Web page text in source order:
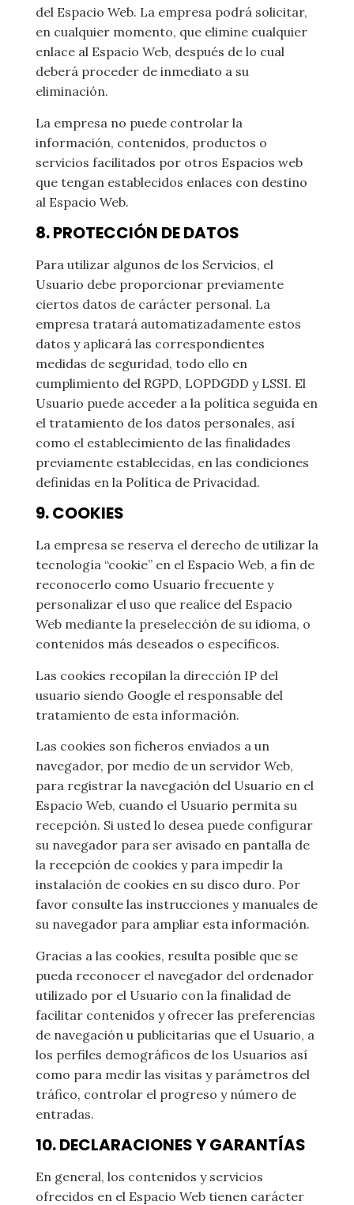
del Espacio Web. La empresa podrá solicitar,
en cualquier momento, que elimine cualquier
enlace al Espacio Web, después de lo cual
deberá proceder de inmediato a su
eliminación.
La empresa no puede controlar la
información, contenidos, productos o
servicios facilitados por otros Espacios web
que tengan establecidos enlaces con destino
al Espacio Web.
8. PROTECCIÓN DE DATOS
Para utilizar algunos de los Servicios, el
Usuario debe proporcionar previamente
ciertos datos de carácter personal. La
empresa tratará automatizadamente estos
datos y aplicará las correspondientes
medidas de seguridad, todo ello en
cumplimiento del RGPD, LOPDGDD y LSSI. El
Usuario puede acceder a la política seguida en
el tratamiento de los datos personales, así
como el establecimiento de las finalidades
previamente establecidas, en las condiciones
definidas en la Política de Privacidad.
9. COOKIES
La empresa se reserva el derecho de utilizar la
tecnología “cookie” en el Espacio Web, a fin de
reconocerlo como Usuario frecuente y
personalizar el uso que realice del Espacio
Web mediante la preselección de su idioma, o
contenidos más deseados o específicos.
Las cookies recopilan la dirección IP del
usuario siendo Google el responsable del
tratamiento de esta información.
Las cookies son ficheros enviados a un
navegador, por medio de un servidor Web,
para registrar la navegación del Usuario en el
Espacio Web, cuando el Usuario permita su
recepción. Si usted lo desea puede configurar
su navegador para ser avisado en pantalla de
la recepción de cookies y para impedir la
instalación de cookies en su disco duro. Por
favor consulte las instrucciones y manuales de
su navegador para ampliar esta información.
Gracias a las cookies, resulta posible que se
pueda reconocer el navegador del ordenador
utilizado por el Usuario con la finalidad de
facilitar contenidos y ofrecer las preferencias
de navegación u publicitarias que el Usuario, a
los perfiles demográficos de los Usuarios así
como para medir las visitas y parámetros del
tráfico, controlar el progreso y número de
entradas.
10. DECLARACIONES Y GARANTÍAS
En general, los contenidos y servicios
ofrecidos en el Espacio Web tienen carácter